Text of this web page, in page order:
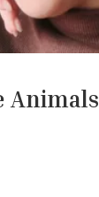
Animals